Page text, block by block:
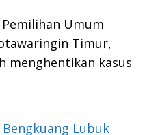
Pemilihan Umum
Timur,
menghentikan kasus
Bengkuang Lubuk